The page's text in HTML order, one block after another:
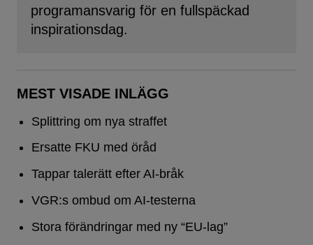
programansvarig för en fullspäckad
inspirationsdag.
MEST VISADE INLÄGG
Splittring om nya straffet
Ersatte FKU med öråd
Tappar talerätt efter AI-bråk
VGR:s ombud om AI-testerna
Stora förändringar med ny “EU-lag”